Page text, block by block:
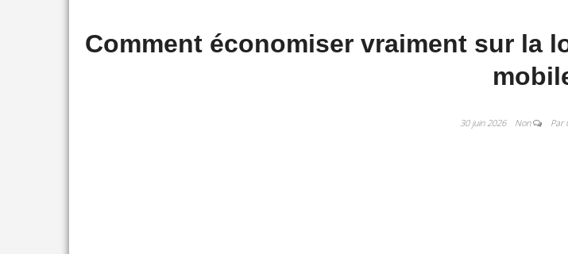
Comment économiser vraiment sur la
30 juin 2026 Non Par